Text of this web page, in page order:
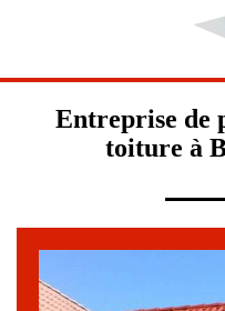
Entreprise de
toiture à